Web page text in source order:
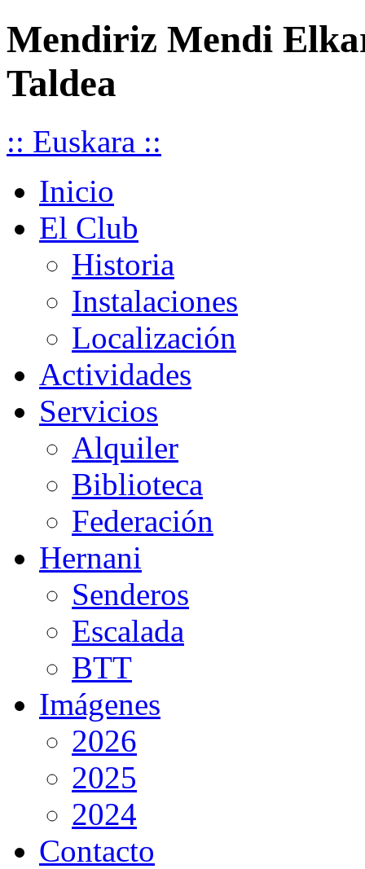
Mendiriz Mendi
Taldea
:: Euskara ::
Inicio
El Club
Historia
Instalaciones
Localización
Actividades
Servicios
Alquiler
Biblioteca
Federación
Hernani
Senderos
Escalada
BTT
Imágenes
2026
2025
2024
Contacto